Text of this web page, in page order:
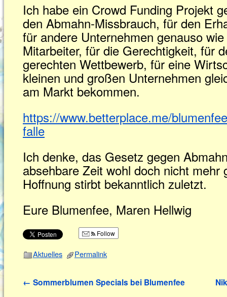
Ich habe ein Crowd Funding Projekt
den Abmahn-Missbrauch, für den
für andere Unternehmen genauso
Mitarbeiter, für die Gerechtigkeit, für
gerechten Wettbewerb, für eine
kleinen und großen Unternehmen
am Markt bekommen.
https://www.betterplace.me/
falle
Ich denke, das Gesetz gegen
absehbare Zeit wohl doch nicht mehr
Hoffnung stirbt bekanntlich zuletzt.
Eure Blumenfee, Maren Hellwig
Follow
Aktuelles Permalink
← Sommerblumen Specials bei Blumenfee